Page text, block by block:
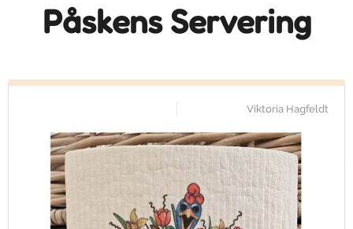
Påskens Servering
Viktoria Hagfeldt